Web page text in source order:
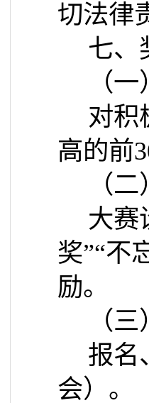
切法律
七、
（
对积
高的前
（
大赛
奖”“不
励。
（
报名
会）。